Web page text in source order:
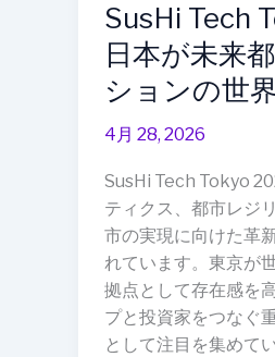
SusHi Tech
日本が未来
ションの世
4月 28, 2026
SusHi Tech Tokyo
ティクス、都市レジ
市の実現に向けた革
れています。東京が
拠点として存在感を
プと投資家をつなぐ
として注目を集めて
日
本
が
未
来
都
市
と
イ
ノ
ベ
ー
シ